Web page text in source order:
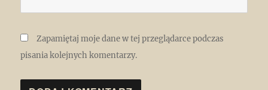
Zapamiętaj moje dane w tej przeglądarce podczas
pisania kolejnych komentarzy.